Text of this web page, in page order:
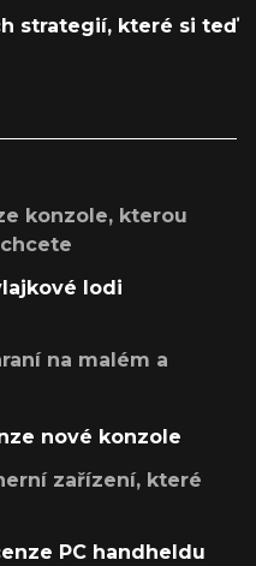
strategií, které si teď
konzole, kterou
lodi
na malém a
nové konzole
zařízení, které
PC handheldu